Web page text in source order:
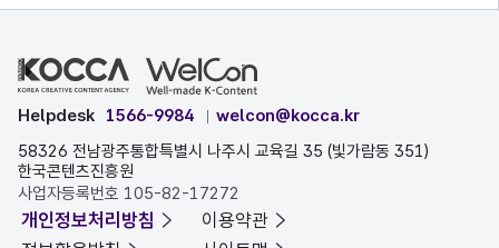
Helpdesk 1566-9984
welcon@kocca.kr
58326 전남광주통합특별시 나주시 교육길 35 (빛가람동 351)
한국콘텐츠진흥원
사업자등록번호 105-82-17272
개인정보처리방침
이용약관